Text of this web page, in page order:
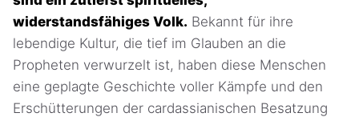
widerstandsfähiges Volk. Bekannt für ihre
lebendige Kultur, die tief im Glauben an die
Propheten verwurzelt ist, haben diese Menschen
eine geplagte Geschichte voller Kämpfe und den
Erschütterungen der cardassianischen Besatzung